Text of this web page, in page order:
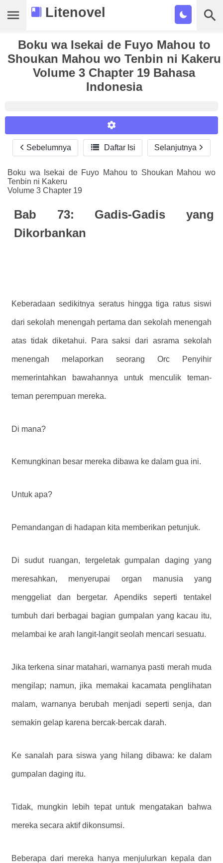
Litenovel
Daftar Novel
Tamat
Cari
Boku wa Isekai de Fuyo Mahou to
Shoukan Mahou wo Tenbin ni Kakeru
Volume 3 Chapter 19 Bahasa
Indonesia
Reader Settings
Font :
Titillium Web
A-
A+
Sebelumnya  Daftar Isi Selanjutnya
Boku wa Isekai de Fuyo Mahou to Shoukan Mahou wo
Tenbin ni Kakeru
Volume 3 Chapter 19
Bab 73: Gadis-Gadis yang
Dikorbankan
Keberadaan sedikitnya seratus hingga tiga ratus siswi
dari sekolah menengah pertama dan sekolah menengah
atas tidak diketahui. Para saksi dari asrama sekolah
menengah melaporkan seorang Orc Penyihir
memerintahkan bawahannya untuk menculik teman-
teman perempuan mereka.
Di mana?
Kemungkinan besar mereka dibawa ke dalam gua ini.
Untuk apa?
Pemandangan di hadapan kita memberikan petunjuk.
Di sudut ruangan, tergeletak gumpalan daging yang
meresahkan, menyerupai organ manusia yang
menggeliat dan bergetar. Apendiks seperti tentakel
tumbuh dari berbagai bagian gumpalan yang kacau itu,
melambai ke arah langit-langit seolah mencari sesuatu.
Jika terkena sinar matahari, warnanya pasti merah muda
mengilap; namun, jika memakai kacamata penglihatan
malam, warnanya berubah menjadi seperti senja, dan
semakin gelap karena bercak-bercak darah.
Ke sanalah para siswa yang hilang dibawa: ke dalam
gumpalan daging itu.
Tidak, mungkin lebih tepat untuk mengatakan bahwa
mereka secara aktif dikonsumsi.
Beberapa dari mereka hanya menjulurkan kepala dan